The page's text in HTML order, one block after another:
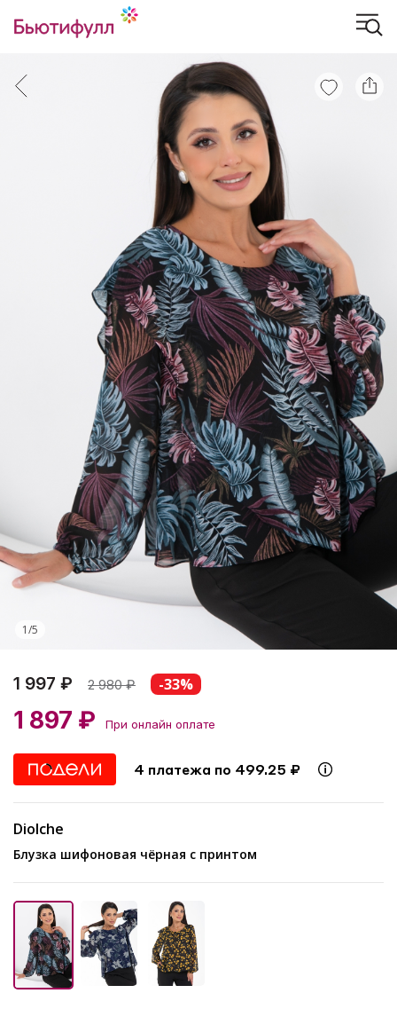
1/5
1 997 ₽ 2 980₽ -33%
1 897 ₽ При онлайн оплате
4 платежа по 499.25 ₽
Diolche
Блузка шифоновая чёрная с принтом